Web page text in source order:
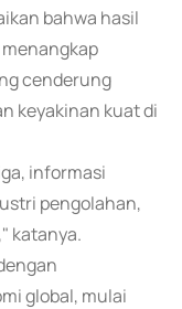
bahwa hasil
cenderung
keyakinan kuat di
informasi
pengolahan,
katanya.
global, mulai